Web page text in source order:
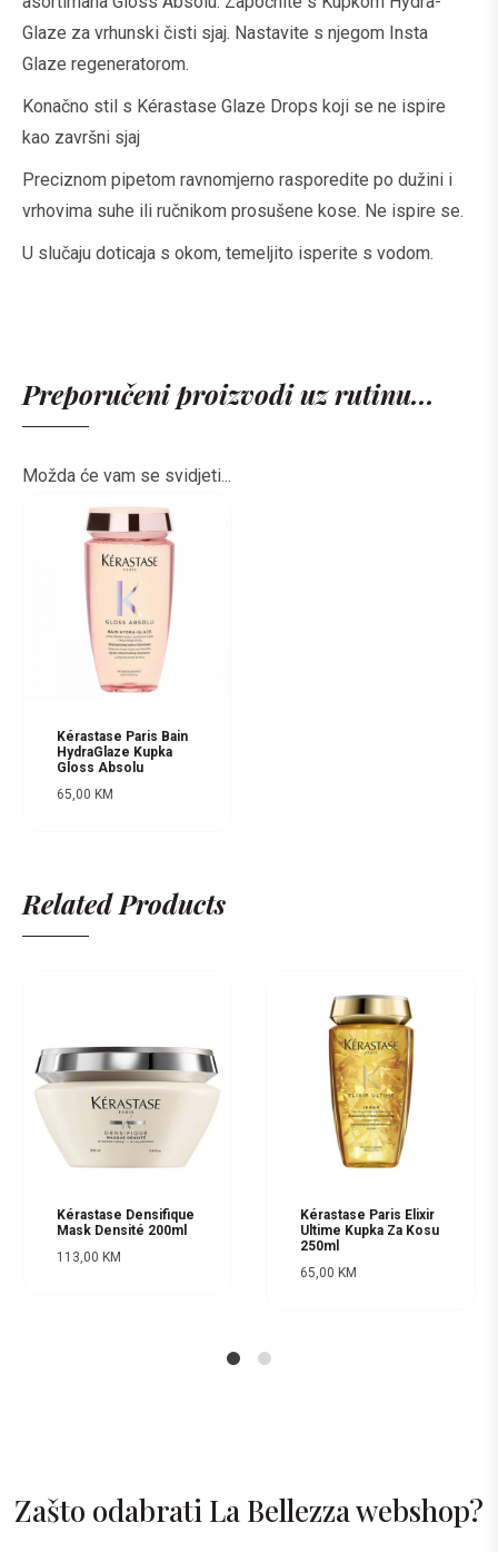
Glaze za vrhunski čisti sjaj. Nastavite s njegom Insta
Glaze regeneratorom.
Konačno stil s Kérastase Glaze Drops koji se ne ispire
kao završni sjaj
Preciznom pipetom ravnomjerno rasporedite po dužini i
vrhovima suhe ili ručnikom prosušene kose. Ne ispire se.
U slučaju doticaja s okom, temeljito isperite s vodom.
Preporučeni proizvodi uz rutinu...
Možda će vam se svidjeti...
Kérastase Paris Bain
HydraGlaze Kupka
Gloss Absolu
65,00 KM
Related Products
Kérastase Densifique
Mask Densité 200ml
113,00 KM
Kérastase Paris Elixir
Ultime Kupka Za Kosu
250ml
65,00 KM
Zašto odabrati La Bellezza webshop?